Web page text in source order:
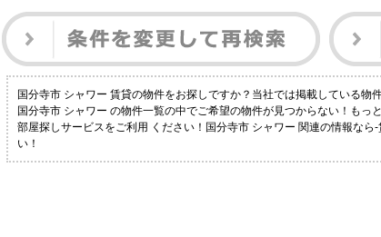
国分寺市 シャワー 賃貸の物件をお探しですか？当社では掲載している物
国分寺市 シャワー の物件一覧の中でご希望の物件が見つからない！もっ
部屋探しサービスをご利用 ください！国分寺市 シャワー 関連の情報な
い！